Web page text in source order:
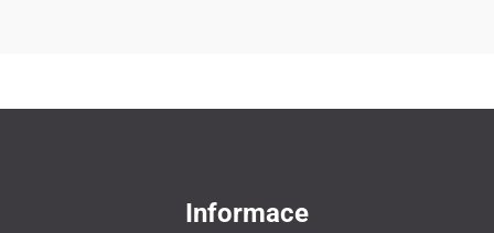
Informace